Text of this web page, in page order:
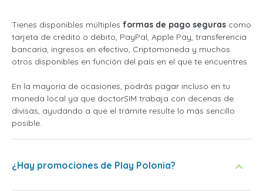
Tienes disponibles múltiples formas de pago seguras como
tarjeta de crédito o débito, PayPal, Apple Pay, transferencia
bancaria, ingresos en efectivo, Criptomoneda y muchos
otros disponibles en función del país en el que te encuentres.
En la mayoría de ocasiones, podrás pagar incluso en tu
moneda local ya que doctorSIM trabaja con decenas de
divisas, ayudando a que el trámite resulte lo más sencillo
posible.
¿Hay promociones de Play Polonia?